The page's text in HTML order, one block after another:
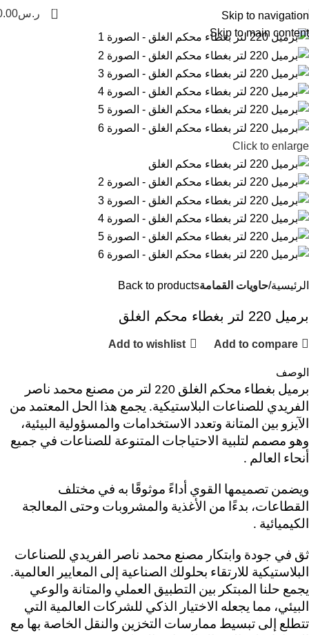
Skip to navigation
Skip to main content
0 ر.س
Click to enlarge
الرئيسية حاويات القمامةBack to products
برميل 220 لتر بغطاء محكم الغلق
Add to compare
Add to wishlist
الوصف
برميل بغطاء محكم الغلق
220 لتر من مصنع محمد ناصر
الفريدي للصناعات البلاستيكية. يجمع هذا الحل المعتمد من
الآيزو بين المتانة وتعدد الاستخدامات والمسؤولية البيئية،
وهو مصمم لتلبية الاحتياجات المتنوعة للصناعات في جميع
أنحاء العالم .
ويضمن تصميمها القوي أداءً موثوقًا به في مختلف
القطاعات، بدءًا من الأغذية والمشروبات وحتى المعالجة
الكيميائية .
ثق في جودة وابتكار مصنع محمد ناصر الفريدي للصناعات
البلاستيكية للارتقاء بحلولك الصناعية إلى المعايير العالمية.
يجمع حلنا المبتكر بين التطبيق العملي والمتانة والوعي
البيئي، مما يجعله الاختيار الذكي للشركات العالمية التي
تتطلع إلى تبسيط ممارسات التخزين والنقل الخاصة بها مع